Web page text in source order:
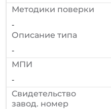
Методики поверки
-
Описание типа
-
МПИ
-
Cвидетельство
завод. номер